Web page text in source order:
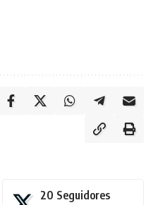
20 Seguidores